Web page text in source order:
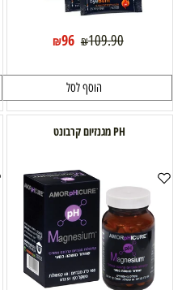
₪109.90
₪96
הוסף לסל
PH מגנזיום קרבונט